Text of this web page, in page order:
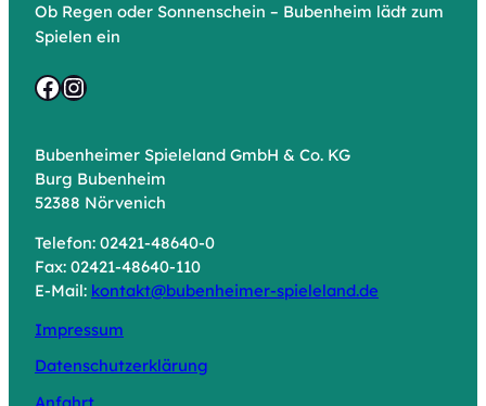
Ob Regen oder Sonnenschein – Bubenheim lädt zum
Spielen ein
Facebook Instagram
Bubenheimer Spieleland GmbH & Co. KG
Burg Bubenheim
52388 Nörvenich
Telefon: 02421-48640-0
Fax: 02421-48640-110
E-Mail: kontakt@bubenheimer-spieleland.de
Impressum
Datenschutzerklärung
Anfahrt